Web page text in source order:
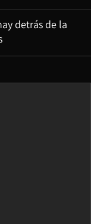
detrás de la